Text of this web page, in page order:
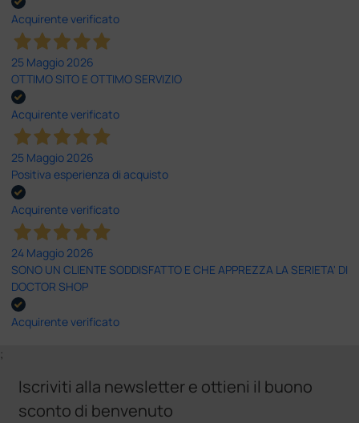
Acquirente verificato
25 Maggio 2026
OTTIMO SITO E OTTIMO SERVIZIO
Acquirente verificato
25 Maggio 2026
Positiva esperienza di acquisto
Acquirente verificato
24 Maggio 2026
SONO UN CLIENTE SODDISFATTO E CHE APPREZZA LA SERIETA' DI
DOCTOR SHOP
Acquirente verificato
;
Iscriviti alla newsletter e ottieni il buono
sconto di benvenuto